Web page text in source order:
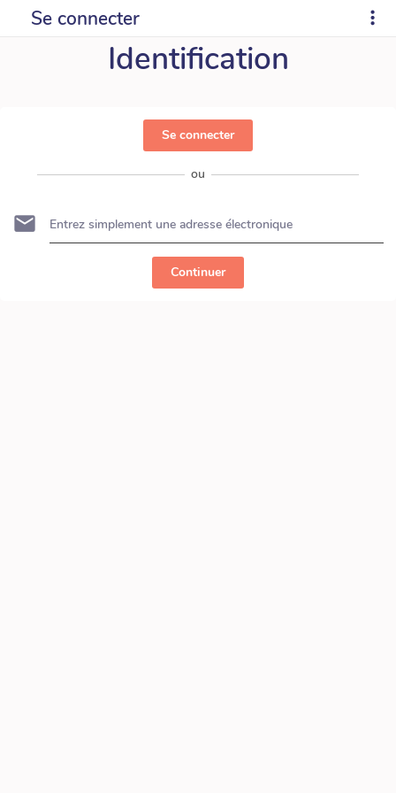
Se connecter
Identification
Se connecter
ou
Continuer